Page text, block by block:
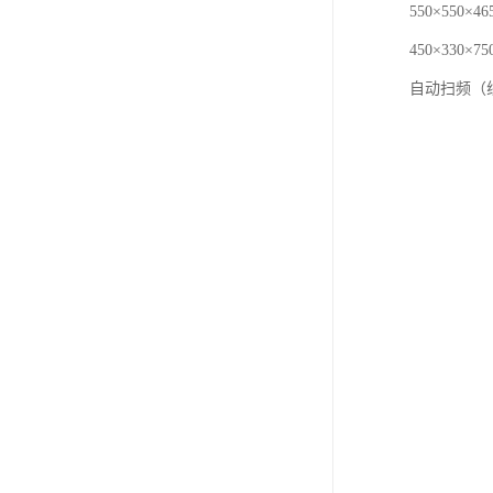
自动扫频（